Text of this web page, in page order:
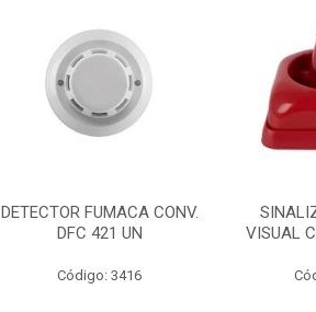
DETECTOR FUMACA CONV.
DFC 421 UN
Código: 3416
VISUAL